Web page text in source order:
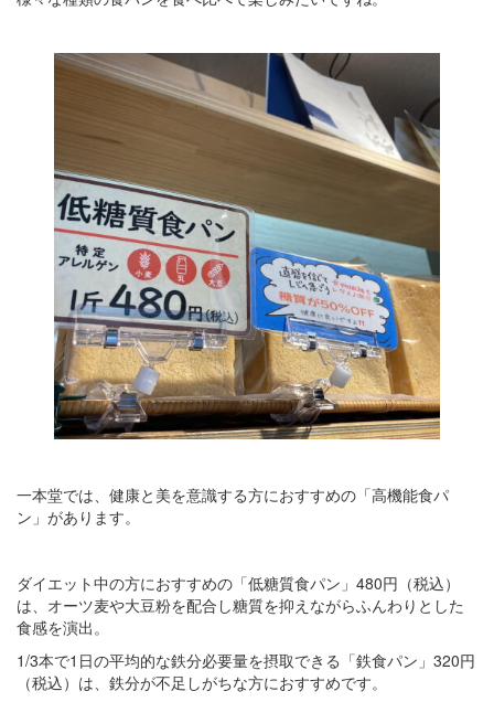
一本堂では、健康と美を意識する方におすすめの「高機能食パ
ン」があります。
ダイエット中の方におすすめの「低糖質食パン」480円（税込）
は、オーツ麦や大豆粉を配合し糖質を抑えながらふんわりとした
食感を演出。
1/3本で1日の平均的な鉄分必要量を摂取できる「鉄食パン」320円
（税込）は、鉄分が不足しがちな方におすすめです。